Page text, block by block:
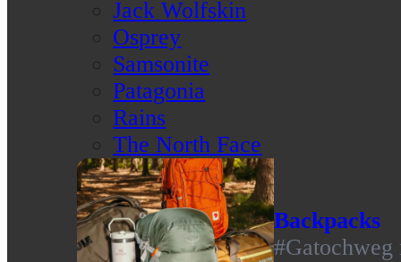
Jack Wolfskin
Osprey
Samsonite
Patagonia
Rains
The North Face
Backpacks
#Gatochweg